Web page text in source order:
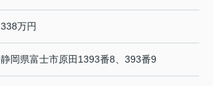
338万円
静岡県富士市原田 1393番8、393番9